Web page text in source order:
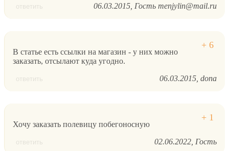
ответить 06.03.2015 Гость menjylin@mail.ru
В статье есть ссылки на магазин - у них можно
заказать, отсылают куда угодно.
ответить 06.03.2015 dona
Хочу заказать полевицу побегоносную
ответить 02.06.2022 Гость